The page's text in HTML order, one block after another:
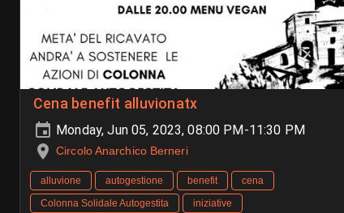
Cena benefit alluvionatx
Monday, Jun 05, 2023, 08:00 PM-11:30 PM
Circolo Anarchico Berneri
alluvione autogestione benefit
cena
Colonna Solidale Autogestita
iniziative